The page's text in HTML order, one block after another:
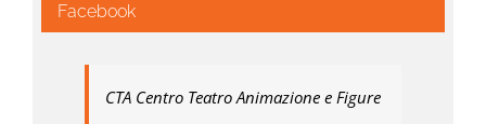
Facebook
CTA Centro Teatro Animazione e Figure